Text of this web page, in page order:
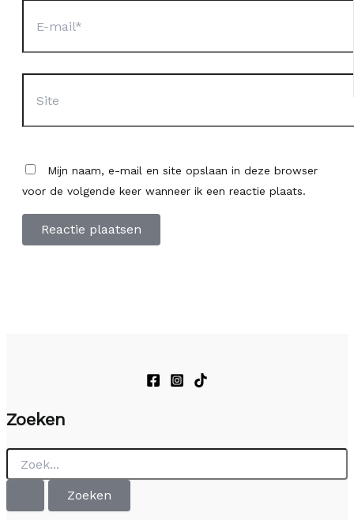
mail*
Mijn naam, e-mail en site opslaan in deze browser
voor de volgende keer wanneer ik een reactie plaats.
Zoeken
Zoek
naar: